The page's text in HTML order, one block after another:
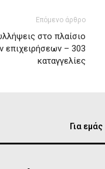
Επόμενο άρθρο
στο πλαίσιο
επιχειρήσεων – 303
καταγγελίες
Για εμάς